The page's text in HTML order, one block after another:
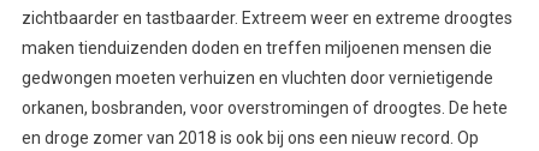
zichtbaarder en tastbaarder. Extreem weer en extreme droogtes
maken tienduizenden doden en treffen miljoenen mensen die
gedwongen moeten verhuizen en vluchten door vernietigende
orkanen, bosbranden, voor overstromingen of droogtes. De hete
en droge zomer van 2018 is ook bij ons een nieuw record. Op